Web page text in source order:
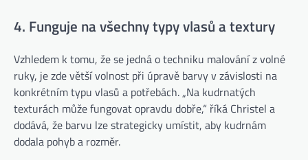
4. Funguje na všechny typy vlasů a textury
Vzhledem k tomu, že se jedná o techniku ​​malování z volné
ruky, je zde větší volnost při úpravě barvy v závislosti na
konkrétním typu vlasů a potřebách. „Na kudrnatých
texturách může fungovat opravdu dobře,“ říká Christel a
dodává, že barvu lze strategicky umístit, aby kudrnám
dodala pohyb a rozměr.